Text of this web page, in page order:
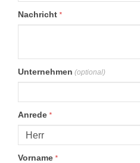
Nachricht *
Unternehmen (optional)
Anrede *
Vorname *